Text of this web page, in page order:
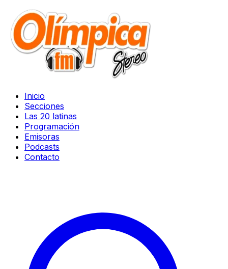
Inicio
Secciones
Las 20 latinas
Programación
Emisoras
Podcasts
Contacto